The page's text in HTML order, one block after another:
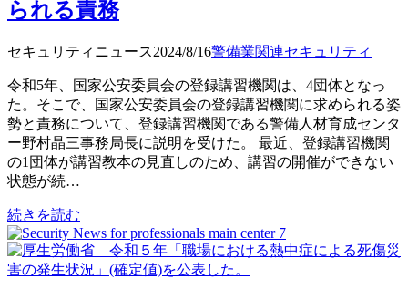
られる責務
セキュリティニュース2024/8/16警備業関連セキュリティ
令和5年、国家公安委員会の登録講習機関は、4団体となっ
た。そこで、国家公安委員会の登録講習機関に求められる姿
勢と責務について、登録講習機関である警備人材育成センタ
ー野村晶三事務局長に説明を受けた。 最近、登録講習機関
の1団体が講習教本の見直しのため、講習の開催ができない
状態が続…
続きを読む